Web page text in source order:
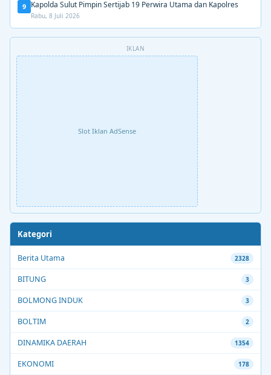
9 Kapolda Sulut Pimpin Sertijab 19 Perwira Utama dan Kapolres
Rabu, 8 Juli 2026
IKLAN
Slot Iklan AdSense
Kategori
Berita Utama 2328
BITUNG 3
BOLMONG INDUK 3
BOLTIM 2
DINAMIKA DAERAH 1354
EKONOMI 178